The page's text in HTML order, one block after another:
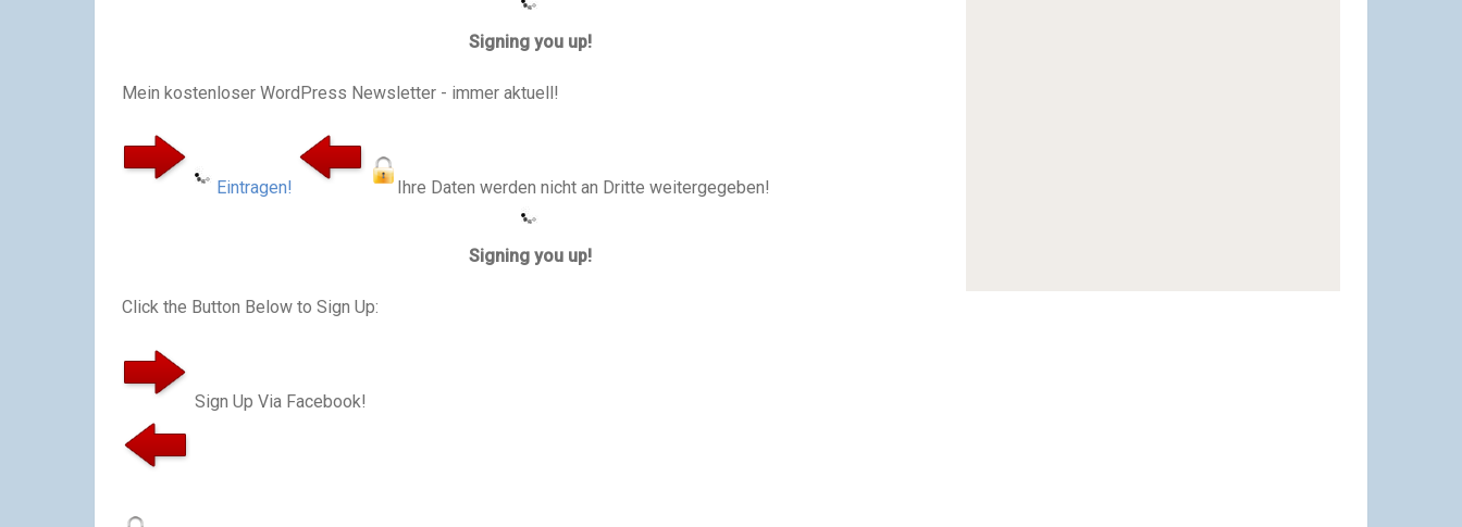
Signing you up!
Mein kostenloser WordPress Newsletter - immer aktuell!
Eintragen! Ihre Daten werden nicht an Dritte weitergegeben!
Signing you up!
Click the Button Below to Sign Up:
Sign Up Via Facebook!